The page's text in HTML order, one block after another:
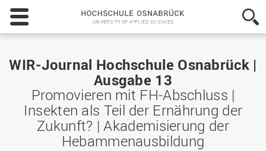
Hochschule
Osnabrück
-
of
Applied
WIR-Journal Hochschule Osnabrück |
Ausgabe 13
Promovieren mit FH-Abschluss |
Insekten als Teil der Ernährung der
Zukunft? | Akademisierung der
Hebammenausbildung